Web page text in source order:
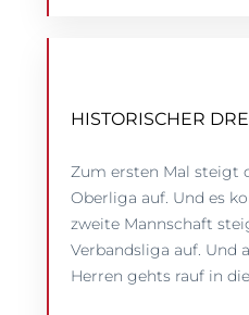
HISTORISCHER
Zum ersten Mal steigt
Oberliga auf. Und es
zweite Mannschaft
Verbandsliga auf. Und
Herren gehts rauf in